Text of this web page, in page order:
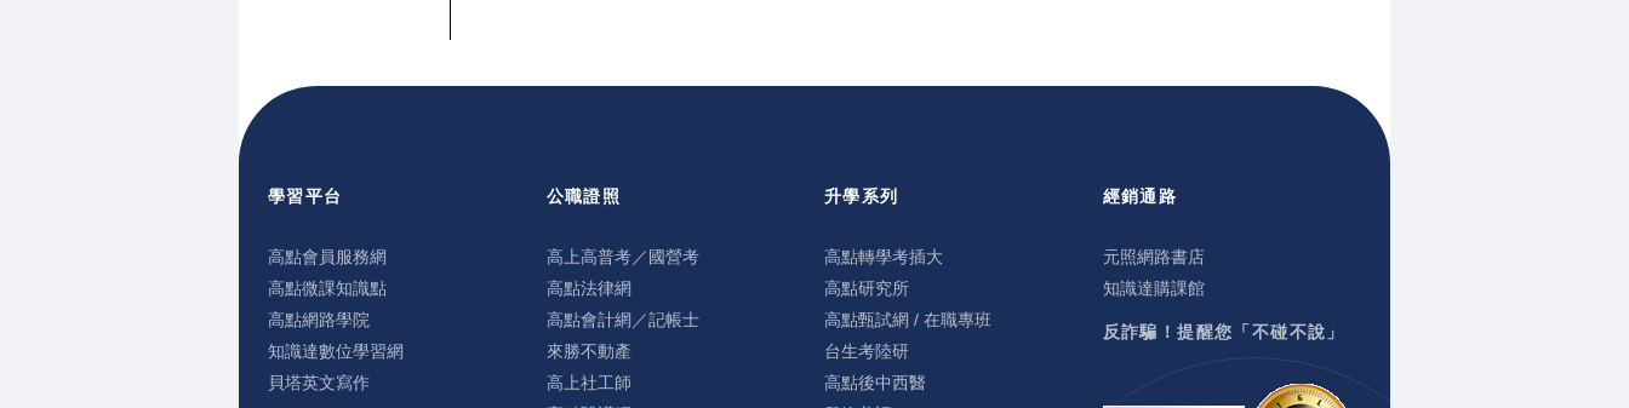
學習平台
高點會員服務網
高點微課知識點
高點網路學院
知識達數位學習網
貝塔英文寫作
公職證照
高上高普考／國營考
高點法律網
高點會計網／記帳士
來勝不動產
高上社工師
升學系列
高點轉學考插大
高點研究所
高點甄試網 / 在職專班
台生考陸研
高點後中西醫
經銷通路
元照網路書店
知識達購課館
反詐騙！提醒您「不碰不說」